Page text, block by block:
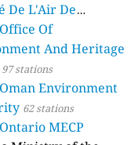
De L'Air De
4 stations
Office Of
And Heritage
97 stations
Oman Environment
62 stations
Ontario MECP